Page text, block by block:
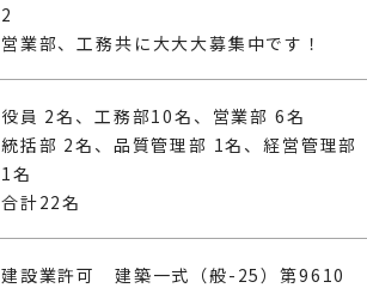
2
営業部、工務共に大大大募集中です！
役員 2名、工務部10名、営業部 6名
統括部 2名、品質管理部 1名、経営管理部
1名
合計22名
建設業許可 建築一式（般-25）第9610